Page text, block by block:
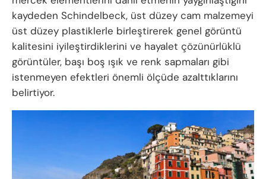
kaydeden Schindelbeck, üst düzey cam malzemeyi
üst düzey plastiklerle birleştirerek genel görüntü
kalitesini iyileştirdiklerini ve hayalet çözünürlüklü
görüntüler, başı boş ışık ve renk sapmaları gibi
istenmeyen efektleri önemli ölçüde azalttıklarını
belirtiyor.